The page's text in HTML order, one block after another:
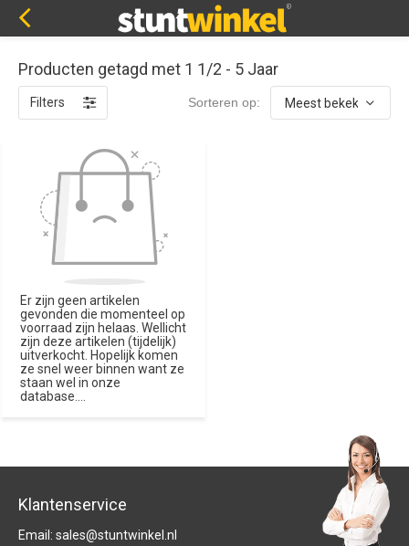
Producten getagd met 1 1/2 - 5 Jaar
Filters Sorteren op:
Er zijn geen artikelen
gevonden die momenteel op
voorraad zijn helaas. Wellicht
zijn deze artikelen (tijdelijk)
uitverkocht. Hopelijk komen
ze snel weer binnen want ze
staan wel in onze
database....
Klantenservice
Email: sales@stuntwinkel.nl